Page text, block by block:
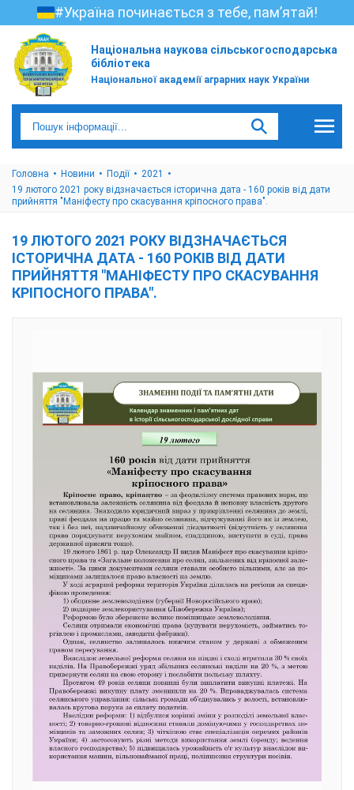
#Україна починається з тебе, пам’ятай!
Національна наукова сільськогосподарська
бібліотека
Національної академії аграрних наук України
Головна Новини Події
2021
19 лютого 2021 року відзначається історична дата - 160 років від дати
прийняття "Маніфесту про скасування кріпосного права".
19 ЛЮТОГО 2021 РОКУ ВІДЗНАЧАЄТЬСЯ
ІСТОРИЧНА ДАТА - 160 РОКІВ ВІД ДАТИ
ПРИЙНЯТТЯ "МАНІФЕСТУ ПРО СКАСУВАННЯ
КРІПОСНОГО ПРАВА".